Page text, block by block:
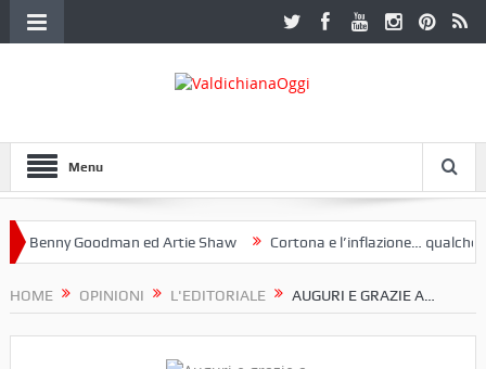
Menu
Goodman ed Artie Shaw Cortona e l’inflazione… qualche
HOME OPINIONI L'EDITORIALE AUGURI E GRAZIE A…